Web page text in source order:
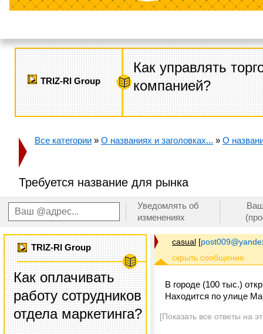
TRIZ-RI Group
Как управлять
компанией?
Все категории » О названиях и заголовках... » О
Требуется название для рынка
Уведомлять об
изменениях
TRIZ-RI Group
Как оплачивать
работу сотрудников
отдела маркетинга?
casual [
В городе (100 тыс.)
Находится по улице
[Показать все ответы на